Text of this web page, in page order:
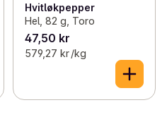
Hvitløkpepper
Hel, 82 g, Toro
47,50 kr
579,27 kr /kg